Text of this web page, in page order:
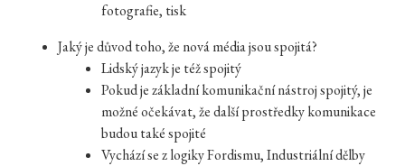
fotografie, tisk
Jaký je důvod toho, že nová média jsou spojitá?
Lidský jazyk je též spojitý
Pokud je základní komunikační nástroj spojitý, je
možné očekávat, že další prostředky komunikace
budou také spojité
Vychází se z logiky Fordismu, Industriální dělby